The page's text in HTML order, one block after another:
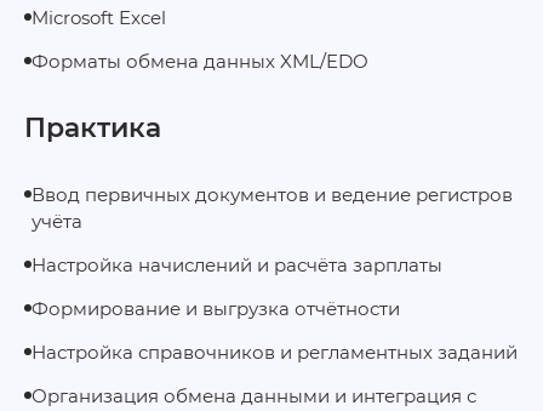
Microsoft Excel
Форматы обмена данных XML/EDO
Практика
Ввод первичных документов и ведение регистров
учёта
Настройка начислений и расчёта зарплаты
Формирование и выгрузка отчётности
Настройка справочников и регламентных заданий
Организация обмена данными и интеграция с